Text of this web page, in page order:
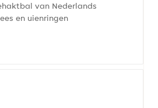
van Nederlands
en uienringen